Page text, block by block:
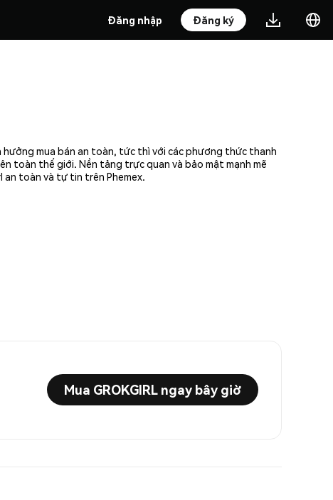
Đăng nhập Đăng ký
hưởng mua bán an toàn, tức thì với các phương thức thanh
toàn thế giới. Nền tảng trực quan và bảo mật mạnh mẽ
an toàn và tự tin trên Phemex.
Mua GROKGIRL ngay bây giờ